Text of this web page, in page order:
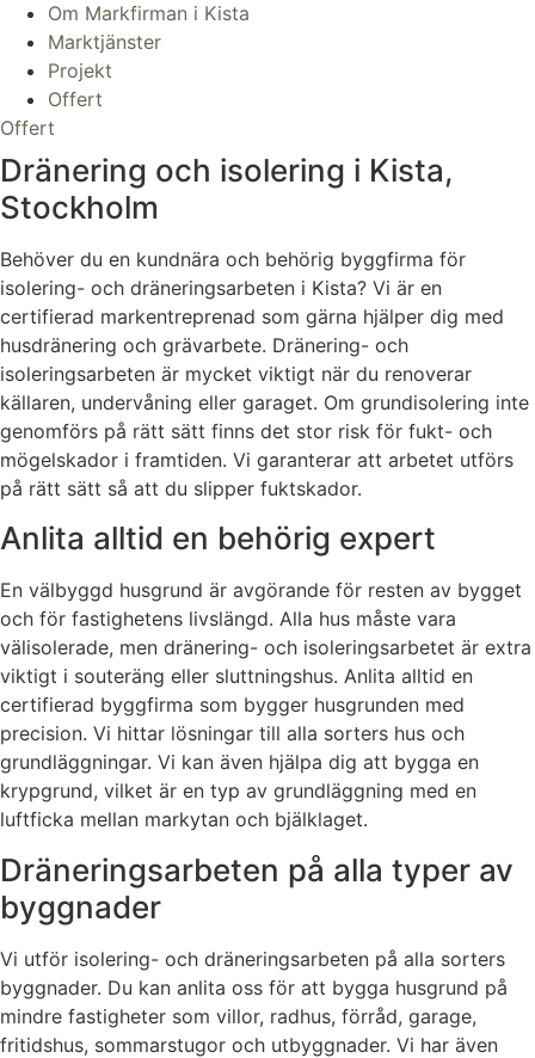
Om Markfirman i Kista
Marktjänster
Projekt
Offert
Offert
Dränering och isolering i Kista,
Stockholm
Behöver du en kundnära och behörig byggfirma för
isolering- och dräneringsarbeten i Kista? Vi är en
certifierad markentreprenad som gärna hjälper dig med
husdränering och grävarbete. Dränering- och
isoleringsarbeten är mycket viktigt när du renoverar
källaren, undervåning eller garaget. Om grundisolering inte
genomförs på rätt sätt finns det stor risk för fukt- och
mögelskador i framtiden. Vi garanterar att arbetet utförs
på rätt sätt så att du slipper fuktskador.
Anlita alltid en behörig expert
En välbyggd husgrund är avgörande för resten av bygget
och för fastighetens livslängd. Alla hus måste vara
välisolerade, men dränering- och isoleringsarbetet är extra
viktigt i souteräng eller sluttningshus. Anlita alltid en
certifierad byggfirma som bygger husgrunden med
precision. Vi hittar lösningar till alla sorters hus och
grundläggningar. Vi kan även hjälpa dig att bygga en
krypgrund, vilket är en typ av grundläggning med en
luftficka mellan markytan och bjälklaget.
Dräneringsarbeten på alla typer av
byggnader
Vi utför isolering- och dräneringsarbeten på alla sorters
byggnader. Du kan anlita oss för att bygga husgrund på
mindre fastigheter som villor, radhus, förråd, garage,
fritidshus, sommarstugor och utbyggnader. Vi har även